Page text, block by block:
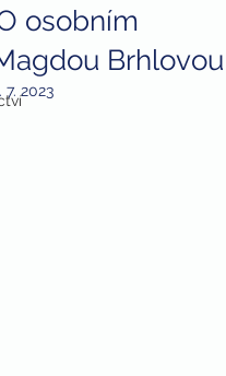
osobním
Brhlovou
7. 2023